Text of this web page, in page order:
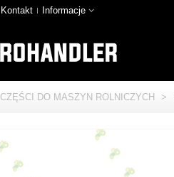
Kontakt Informacje
CZĘŚCI DO MASZYN ROLNICZYCH >